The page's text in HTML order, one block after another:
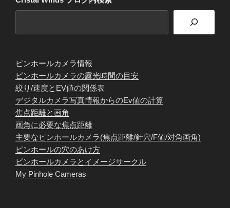
ピンホールカメラ情報
ピンホールカメラの露光時間の目安
絞り/速度とEV値の関係表
デジタルカメラ写真情報からのEv値の計算
焦点距離と画角
画角に必要な焦点距離
主要なピンホールカメラ(焦点距離/針穴/F値/対角画角)
ピンホールの穴のあけ方
ピンホールカメラとイメージサークル
My Pinhole Cameras